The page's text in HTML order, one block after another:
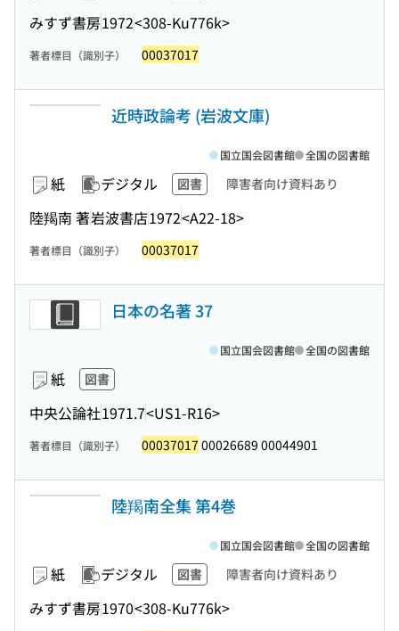
みすず書房1972<308-Ku776k>
著者標目（識別子） 00037017
近時政論考 (岩波文庫)
紙 デジタル 図書 障害者向け資料あり
陸羯南 著岩波書店1972<A22-18>
国立国会図書館 全国の図書館
著者標目（識別子） 00037017
日本の名著 37
紙 図書
中央公論社1971.7<US1-R16>
国立国会図書館 全国の図書館
著者標目（識別子） 00037017 00026689 00044901
陸羯南全集 第4巻
紙 デジタル 図書 障害者向け資料あり
みすず書房1970<308-Ku776k>
国立国会図書館 全国の図書館